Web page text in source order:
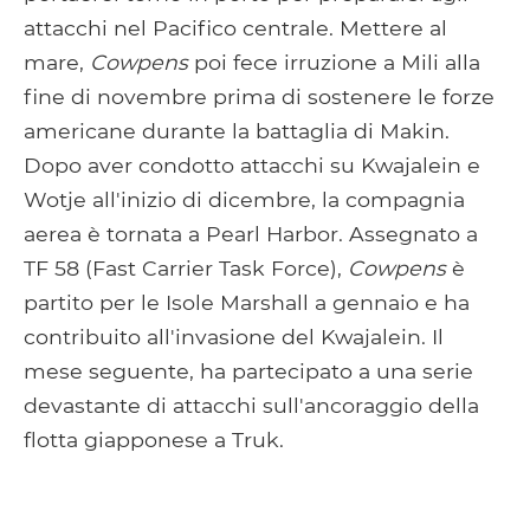
attacchi nel Pacifico centrale. Mettere al
mare, Cowpens poi fece irruzione a Mili alla
fine di novembre prima di sostenere le forze
americane durante la battaglia di Makin.
Dopo aver condotto attacchi su Kwajalein e
Wotje all'inizio di dicembre, la compagnia
aerea è tornata a Pearl Harbor. Assegnato a
TF 58 (Fast Carrier Task Force), Cowpensè
partito per le Isole Marshall a gennaio e ha
contribuito all'invasione del Kwajalein. Il
mese seguente, ha partecipato a una serie
devastante di attacchi sull'ancoraggio della
flotta giapponese a Truk.